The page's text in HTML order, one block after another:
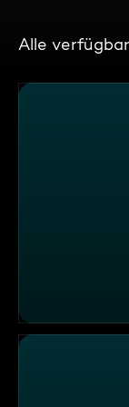
Alle
UFO-Burger